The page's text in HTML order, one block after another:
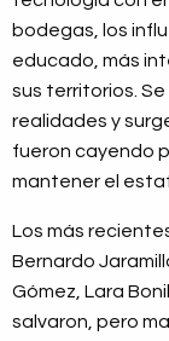
bodegas, los
educado, más
sus territorios.
realidades y
fueron cayendo
mantener el
Los más
Bernardo
Gómez, Lara
salvaron, pero